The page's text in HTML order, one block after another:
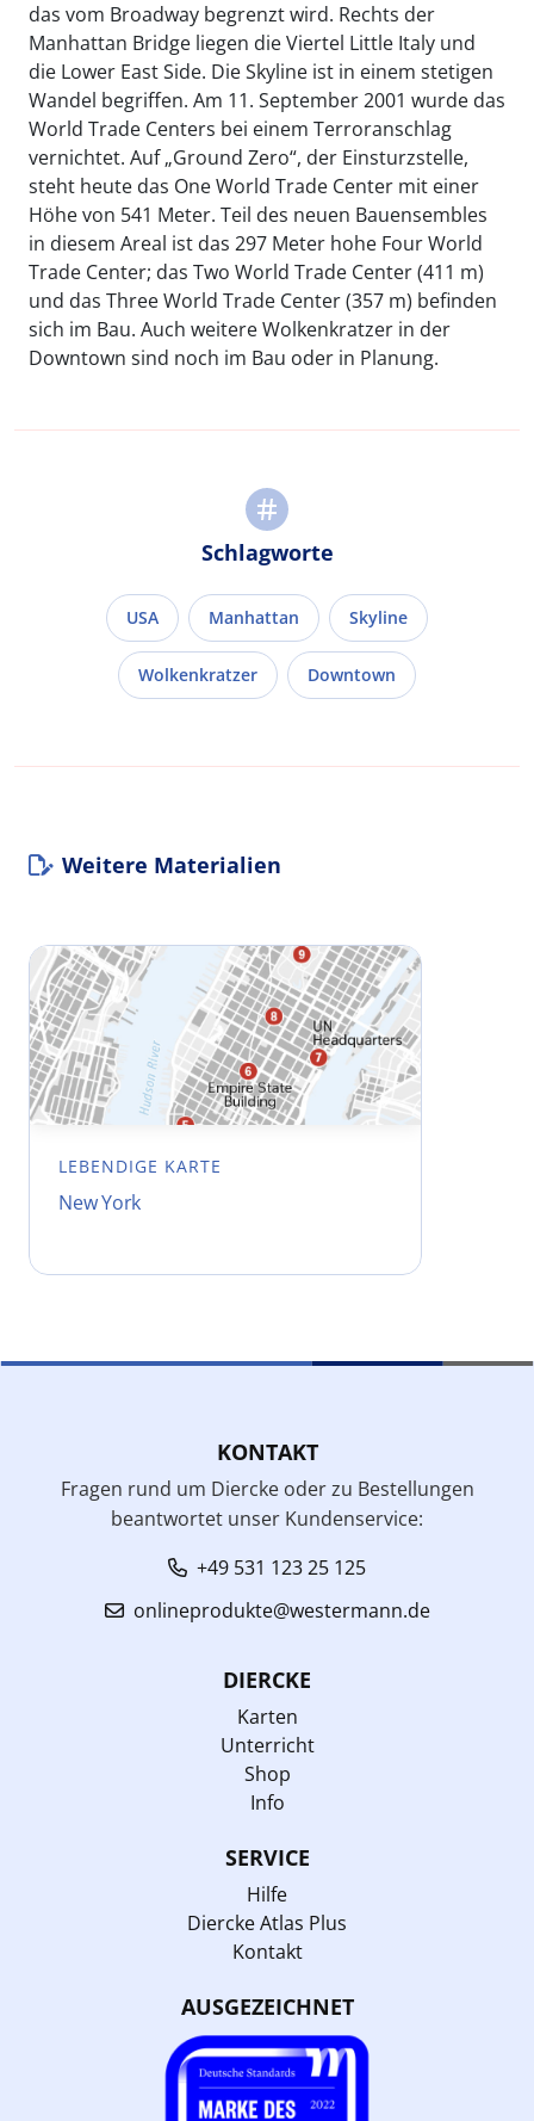
das vom Broadway begrenzt wird. Rechts der
Manhattan Bridge liegen die Viertel Little Italy und
die Lower East Side. Die Skyline ist in einem stetigen
Wandel begriffen. Am 11. September 2001 wurde das
World Trade Centers bei einem Terroranschlag
vernichtet. Auf „Ground Zero“, der Einsturzstelle,
steht heute das One World Trade Center mit einer
Höhe von 541 Meter. Teil des neuen Bauensembles
in diesem Areal ist das 297 Meter hohe Four World
Trade Center; das Two World Trade Center (411 m)
und das Three World Trade Center (357 m) befinden
sich im Bau. Auch weitere Wolkenkratzer in der
Downtown sind noch im Bau oder in Planung.
Schlagworte
USA Manhattan Skyline
Wolkenkratzer Downtown
Weitere Materialien
LEBENDIGE KARTE
New York
KONTAKT
Fragen rund um Diercke oder zu Bestellungen
beantwortet unser Kundenservice:
+49 531 123 25 125
onlineprodukte@westermann.de
DIERCKE
Karten
Unterricht
Shop
Info
SERVICE
Hilfe
Diercke Atlas Plus
Kontakt
AUSGEZEICHNET